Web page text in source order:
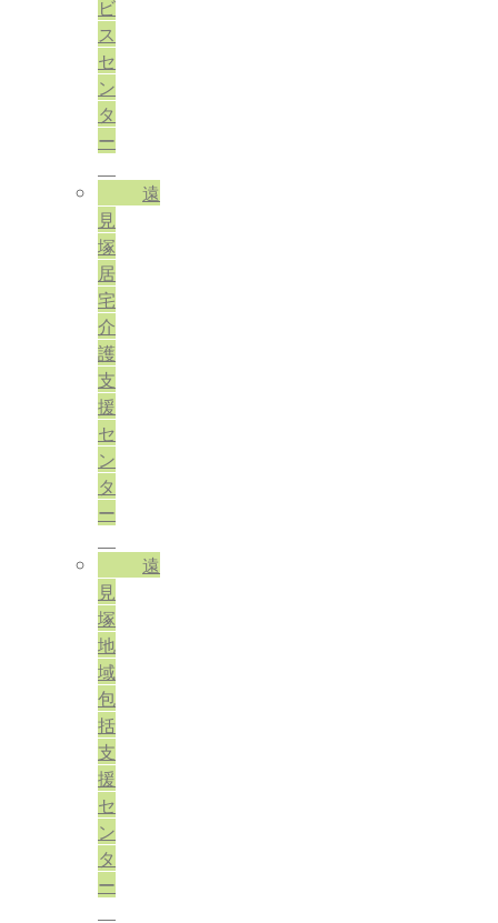
ビ
ス
セ
ン
タ
ー
遠
見
塚
居
宅
介
護
支
援
セ
ン
タ
ー
遠
見
塚
地
域
包
括
支
援
セ
ン
タ
ー